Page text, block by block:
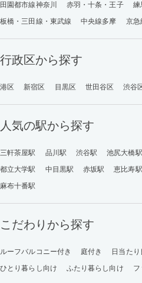
田園都市線神奈川
赤羽・十条・王子
練
板橋・三田線・東武線
中央線多摩 京急
行政区から探す
港区 新宿区 目黒区 世田谷区 渋谷
人気の駅から探す
三軒茶屋駅 品川駅 渋谷駅 池尻大橋駅
都立大学駅
中目黒駅 赤坂駅 恵比寿駅
麻布十番駅
こだわりから探す
ルーフバルコニー付き 庭付き 日当たり
ひとり暮らし向け
ふたり暮らし向け フ